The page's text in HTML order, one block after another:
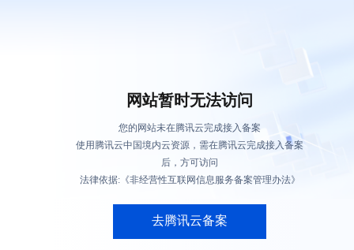
网站暂时无法访问
您的网站未在腾讯云完成接入备案
使用腾讯云中国境内云资源，需在腾讯云完成接入备案
后，方可访问
法律依据:《非经营性互联网信息服务备案管理办法》
去腾讯云备案